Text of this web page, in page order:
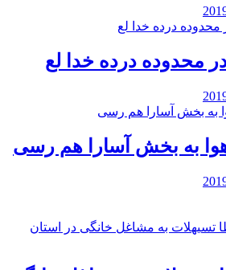
محدوده درده خدا لع
هوا به بخش آسارا هم رسی